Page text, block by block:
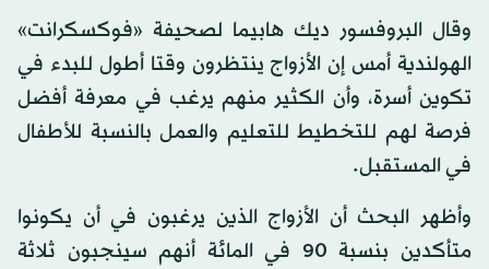
وقال البروفسور ديك هابيما لصحيفة «فوكسكرانت»
الهولندية أمس إن الأزواج ينتظرون وقتا أطول للبدء في
تكوين أسرة، وأن الكثير منهم يرغب في معرفة أفضل
فرصة لهم للتخطيط للتعليم والعمل بالنسبة للأطفال
في المستقبل.
وأظهر البحث أن الأزواج الذين يرغبون في أن يكونوا
متأكدين بنسبة 90 في المائة أنهم سينجبون ثلاثة